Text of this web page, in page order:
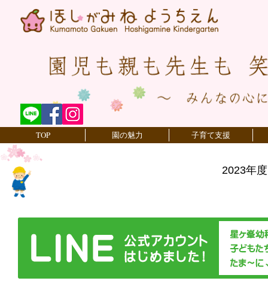
TOP 園の魅力 子育て支援
2023年